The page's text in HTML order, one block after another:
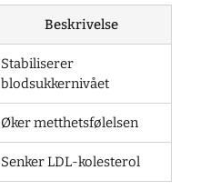
Beskrivelse
Stabiliserer
blodsukkernivået
Øker metthetsfølelsen
Senker LDL-kolesterol